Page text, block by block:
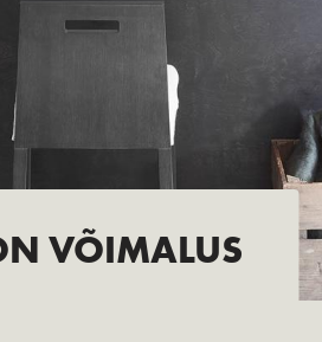
VÕIMALUS